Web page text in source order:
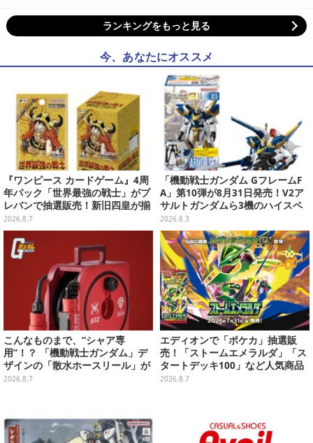
ランキングをもっと見る
今、あなたにオススメ
『ワンピース カードゲーム』4周
年パック「世界最強の戦士」がプ
レバンで抽選販売！新旧四皇が揃
い踏み、刃牙作者が描く「カイド
ウ」も
2026.8.7
「機動戦士ガンダム GフレームF
A」第10弾が8月31日発売！V2ア
サルトガンダムら3機のハイスペ
ック可動フィギュア
2026.8.3
こんなものまで、“シャア専
用”！？ 「機動戦士ガンダム」デ
ザインの「散水ホースリール」が
予約開始ーあえて存在感を放つ赤
2026.8.7
エディオンで「ポケカ」抽選販
売！「ストームエメラルダ」「ス
タートデッキ100」など人気商品
が対象
2026.8.7